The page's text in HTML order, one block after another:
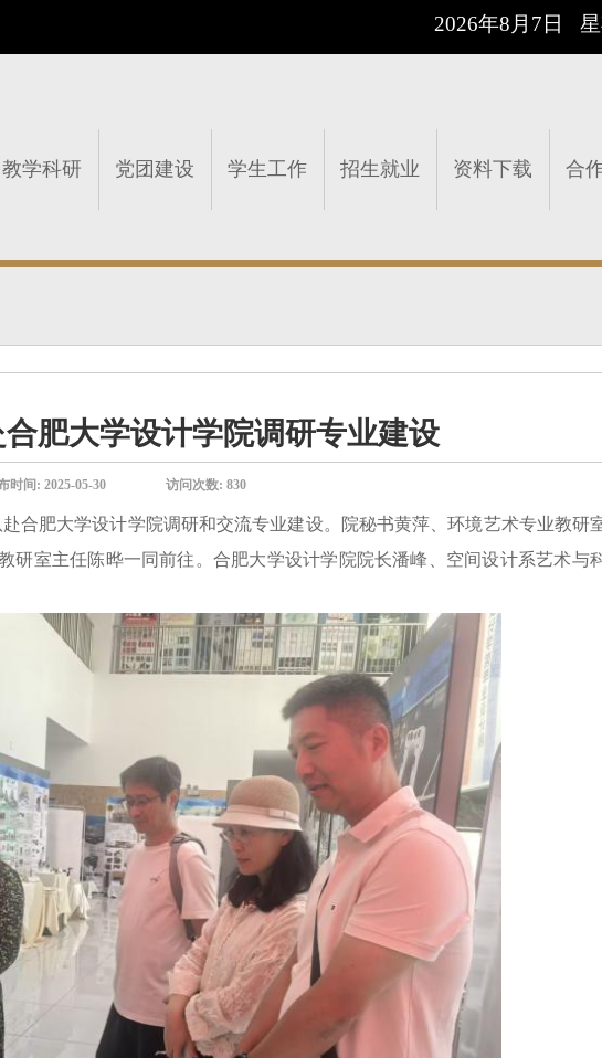
2026年8月7日
教学科研 党团建设 学生工作 招生就业 资料下载 合
肥大学设计学院调研专业建设
时间: 2025-05-30 访问次数: 830
合肥大学设计学院调研和交流专业建设。院秘书黄萍、环境艺术专业教研
研室主任陈晔一同前往。合肥大学设计学院院长潘峰、空间设计系艺术与